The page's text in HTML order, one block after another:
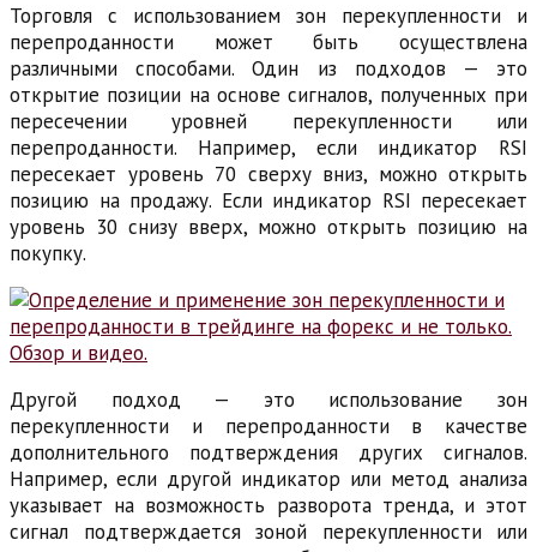
Торговля с использованием зон перекупленности и
перепроданности может быть осуществлена
различными способами. Один из подходов — это
открытие позиции на основе сигналов, полученных при
пересечении уровней перекупленности или
перепроданности. Например, если индикатор RSI
пересекает уровень 70 сверху вниз, можно открыть
позицию на продажу. Если индикатор RSI пересекает
уровень 30 снизу вверх, можно открыть позицию на
покупку.
Другой подход — это использование зон
перекупленности и перепроданности в качестве
дополнительного подтверждения других сигналов.
Например, если другой индикатор или метод анализа
указывает на возможность разворота тренда, и этот
сигнал подтверждается зоной перекупленности или